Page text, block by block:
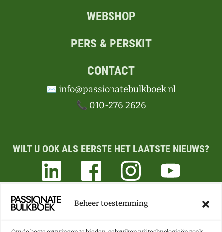
Beheer toestemming
WEBSHOP
PERS & PERSKIT
CONTACT
✉️ info@passionatebulkboek.nl
📞 010-276 2626
WILT U OOK ALS EERSTE HET LAATSTE NIEUWS?
ONZE NIEUWSBRIEF VOL BOEKEN- EN LESTIPS
ONTVANGEN?